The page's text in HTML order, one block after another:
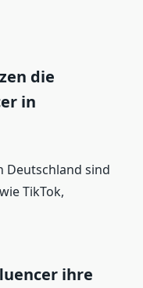
die
in
Deutschland sind
TikTok,
ihre